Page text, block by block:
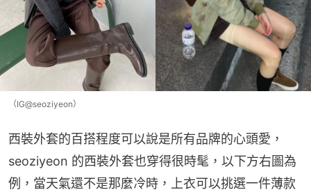
（IG@seoziyeon）
西裝外套的百搭程度可以說是所有品牌的心頭愛，
seoziyeon 的西裝外套也穿得很時髦，以下方右圖為
例，當天氣還不是那麼冷時，上衣可以挑選一件薄款